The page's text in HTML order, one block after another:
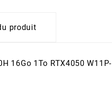
produit
16Go 1To RTX4050 W11P-